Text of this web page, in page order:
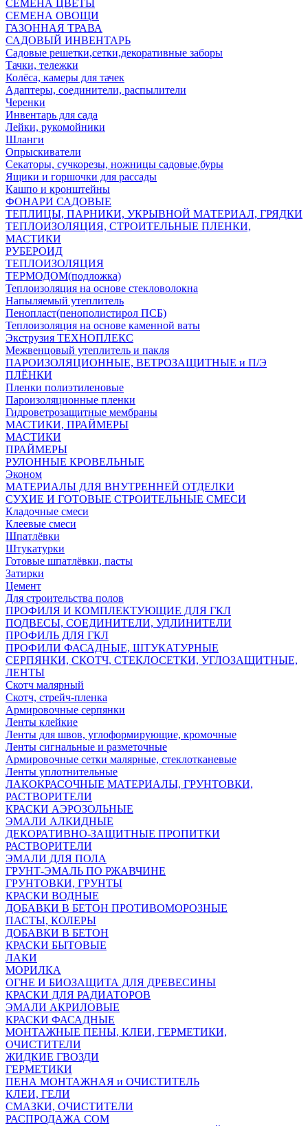
СЕМЕНА ЦВЕТЫ
СЕМЕНА ОВОЩИ
ГАЗОННАЯ ТРАВА
САДОВЫЙ ИНВЕНТАРЬ
Садовые решетки,сетки,декоративные заборы
Тачки, тележки
Колёса, камеры для тачек
Адаптеры, соединители, распылители
Черенки
Инвентарь для сада
Лейки, рукомойники
Шланги
Опрыскиватели
Секаторы, сучкорезы, ножницы садовые,буры
Ящики и горшочки для рассады
Кашпо и кронштейны
ФОНАРИ САДОВЫЕ
ТЕПЛИЦЫ, ПАРНИКИ, УКРЫВНОЙ МАТЕРИАЛ, ГРЯДКИ
ТЕПЛОИЗОЛЯЦИЯ, СТРОИТЕЛЬНЫЕ ПЛЕНКИ,
МАСТИКИ
РУБЕРОИД
ТЕПЛОИЗОЛЯЦИЯ
ТЕРМОДОМ(подложка)
Теплоизоляция на основе стекловолокна
Напыляемый утеплитель
Пенопласт(пенополистирол ПСБ)
Теплоизоляция на основе каменной ваты
Экструзия ТЕХНОПЛЕКС
Межвенцовый утеплитель и пакля
ПАРОИЗОЛЯЦИОННЫЕ, ВЕТРОЗАЩИТНЫЕ и П/Э
ПЛЁНКИ
Пленки полиэтиленовые
Пароизоляционные пленки
Гидроветрозащитные мембраны
МАСТИКИ, ПРАЙМЕРЫ
МАСТИКИ
ПРАЙМЕРЫ
РУЛОННЫЕ КРОВЕЛЬНЫЕ
Эконом
МАТЕРИАЛЫ ДЛЯ ВНУТРЕННЕЙ ОТДЕЛКИ
СУХИЕ И ГОТОВЫЕ СТРОИТЕЛЬНЫЕ СМЕСИ
Кладочные смеси
Клеевые смеси
Шпатлёвки
Штукатурки
Готовые шпатлёвки, пасты
Затирки
Цемент
Для строительства полов
ПРОФИЛЯ И КОМПЛЕКТУЮЩИЕ ДЛЯ ГКЛ
ПОДВЕСЫ, СОЕДИНИТЕЛИ, УДЛИНИТЕЛИ
ПРОФИЛЬ ДЛЯ ГКЛ
ПРОФИЛИ ФАСАДНЫЕ, ШТУКАТУРНЫЕ
СЕРПЯНКИ, СКОТЧ, СТЕКЛОСЕТКИ, УГЛОЗАЩИТНЫЕ,
ЛЕНТЫ
Скотч малярный
Скотч, стрейч-пленка
Армировочные серпянки
Ленты клейкие
Ленты для швов, углоформирующие, кромочные
Ленты сигнальные и разметочные
Армировочные сетки малярные, стеклотканевые
Ленты уплотнительные
ЛАКОКРАСОЧНЫЕ МАТЕРИАЛЫ, ГРУНТОВКИ,
РАСТВОРИТЕЛИ
КРАСКИ АЭРОЗОЛЬНЫЕ
ЭМАЛИ АЛКИДНЫЕ
ДЕКОРАТИВНО-ЗАЩИТНЫЕ ПРОПИТКИ
РАСТВОРИТЕЛИ
ЭМАЛИ ДЛЯ ПОЛА
ГРУНТ-ЭМАЛЬ ПО РЖАВЧИНЕ
ГРУНТОВКИ, ГРУНТЫ
КРАСКИ ВОДНЫЕ
ДОБАВКИ В БЕТОН ПРОТИВОМОРОЗНЫЕ
ПАСТЫ, КОЛЕРЫ
ДОБАВКИ В БЕТОН
КРАСКИ БЫТОВЫЕ
ЛАКИ
МОРИЛКА
ОГНЕ И БИОЗАЩИТА ДЛЯ ДРЕВЕСИНЫ
КРАСКИ ДЛЯ РАДИАТОРОВ
ЭМАЛИ АКРИЛОВЫЕ
КРАСКИ ФАСАДНЫЕ
МОНТАЖНЫЕ ПЕНЫ, КЛЕИ, ГЕРМЕТИКИ,
ОЧИСТИТЕЛИ
ЖИДКИЕ ГВОЗДИ
ГЕРМЕТИКИ
ПЕНА МОНТАЖНАЯ и ОЧИСТИТЕЛЬ
КЛЕИ, ГЕЛИ
СМАЗКИ, ОЧИСТИТЕЛИ
РАСПРОДАЖА СОМ